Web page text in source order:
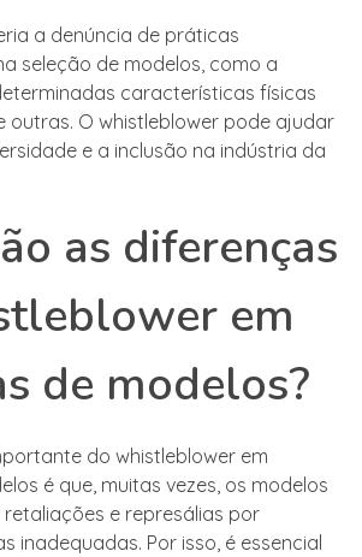
a denúncia de práticas
seleção de modelos, como a
características físicas
outras. O whistleblower pode ajudar
e a inclusão na indústria da
as diferenças
em
de modelos?
do whistleblower em
é que, muitas vezes, os modelos
e represálias por
inadequadas. Por isso, é essencial